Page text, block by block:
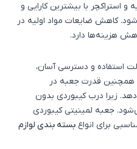
استراکچر با بیشترین کارایی و
کاهش ضایعات مواد اولیه در
هزینه‌ها دارد.
استفاده و دسترسی آسان،
قدرت جعبه در
زیرا درب کیبوردی بدون
جعبه لمینیتی کیبوردی
برای انواع بسته بندی لوازم